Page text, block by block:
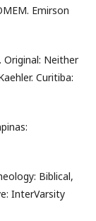
Emirson
Original: Neither
Curitiba:
Biblical,
InterVarsity